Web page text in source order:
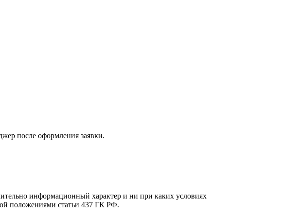
после оформления заявки.
информационный характер и ни при каких условиях
положениями статьи 437 ГК РФ.